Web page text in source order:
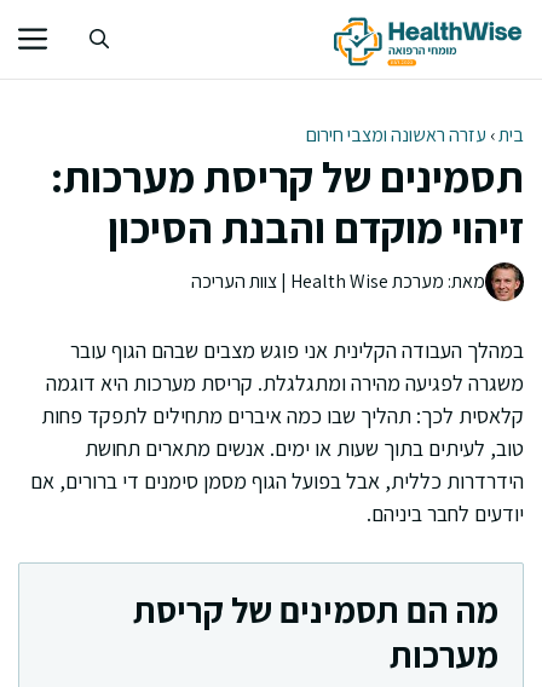
לתוכן
בית› עזרה ראשונה ומצבי חירום
תסמינים של קריסת מערכות:
זיהוי מוקדם והבנת הסיכון
מאת: מערכת Health Wise | צוות העריכה
במהלך העבודה הקלינית אני פוגש מצבים שבהם הגוף עובר
משגרה לפגיעה מהירה ומתגלגלת. קריסת מערכות היא דוגמה
קלאסית לכך: תהליך שבו כמה איברים מתחילים לתפקד פחות
טוב, לעיתים בתוך שעות או ימים. אנשים מתארים תחושת
הידרדרות כללית, אבל בפועל הגוף מסמן סימנים די ברורים, אם
יודעים לחבר ביניהם.
מה הם תסמינים של קריסת
מערכות